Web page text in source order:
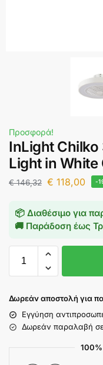
Προσφορά!
InLight Chilko
Light in White
€146,32 € 118,00 -
📦 Διαθέσιμο για
🚚 Παράδοση έως
Δωρεάν αποστολή για
Εγγύηση
Δωρεάν παραλαβή